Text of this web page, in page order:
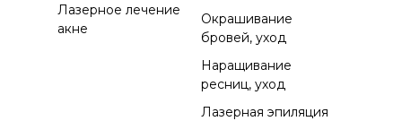
Лазерное лечение
акне
Окрашивание
бровей, уход
Наращивание
ресниц, уход
Лазерная эпиляция